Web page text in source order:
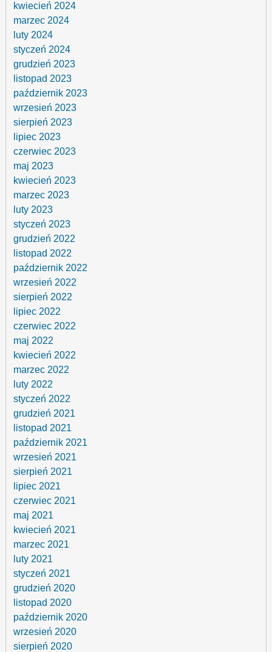
kwiecień 2024
marzec 2024
luty 2024
styczeń 2024
grudzień 2023
listopad 2023
październik 2023
wrzesień 2023
sierpień 2023
lipiec 2023
czerwiec 2023
maj 2023
kwiecień 2023
marzec 2023
luty 2023
styczeń 2023
grudzień 2022
listopad 2022
październik 2022
wrzesień 2022
sierpień 2022
lipiec 2022
czerwiec 2022
maj 2022
kwiecień 2022
marzec 2022
luty 2022
styczeń 2022
grudzień 2021
listopad 2021
październik 2021
wrzesień 2021
sierpień 2021
lipiec 2021
czerwiec 2021
maj 2021
kwiecień 2021
marzec 2021
luty 2021
styczeń 2021
grudzień 2020
listopad 2020
październik 2020
wrzesień 2020
sierpień 2020